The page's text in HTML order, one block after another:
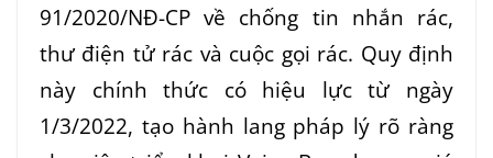
91/2020/NĐ-CP về chống tin nhắn rác,
thư điện tử rác và cuộc gọi rác. Quy định
này chính thức có hiệu lực từ ngày
1/3/2022, tạo hành lang pháp lý rõ ràng